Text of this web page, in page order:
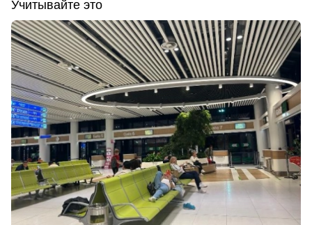
Учитывайте это